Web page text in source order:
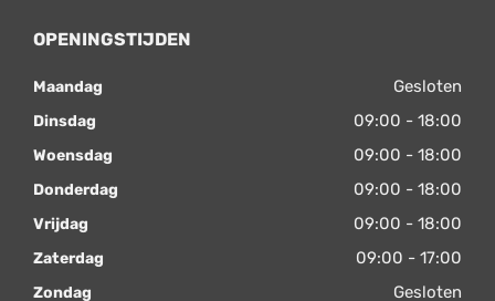
OPENINGSTIJDEN
Maandag Gesloten
Dinsdag 09:00 - 18:00
Woensdag 09:00 - 18:00
Donderdag 09:00 - 18:00
Vrijdag 09:00 - 18:00
Zaterdag 09:00 - 17:00
Zondag Gesloten